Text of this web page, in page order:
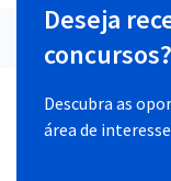
Deseja
concursos?
Descubra as
área de